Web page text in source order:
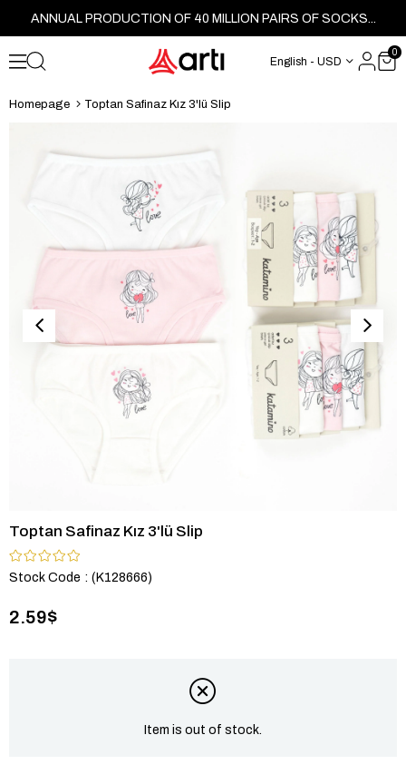
ANNUAL PRODUCTION OF 40 MILLION PAIRS OF SOCKS...
English - USD
0
Homepage Toptan Safinaz Kız 3'lü Slip
Toptan Safinaz Kız 3'lü Slip
Stock Code (K128666)
2.59$
Item is out of stock.